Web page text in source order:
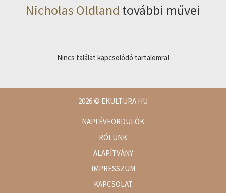
Nicholas Oldland további művei
Nincs találat kapcsolódó tartalomra!
2026© EKULTURA.HU
NAPI ÉVFORDULÓK
RÓLUNK
ALAPÍTVÁNY
IMPRESSZUM
KAPCSOLAT